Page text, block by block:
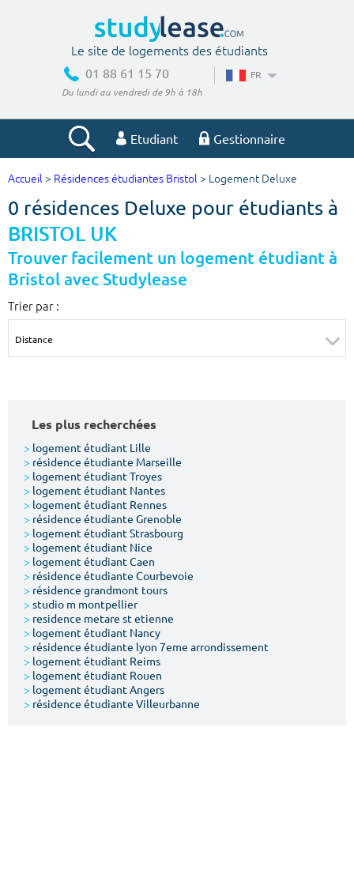
Le site de logements des étudiants
01 88 61 15 70
Du lundi au vendredi de 9h à 18h
FR
Etudiant Gestionnaire
Votre recherche
Ville, école
Type de location
Votre date d'entrée
Accueil > Résidences étudiantes Bristol > Logement Deluxe
0 résidences Deluxe pour étudiants à
BRISTOL UK
Trouver facilement un logement étudiant à
Bristol avec Studylease
Trier par :
Les plus recherchées
> logement étudiant Lille
> résidence étudiante Marseille
> logement étudiant Troyes
> logement étudiant Nantes
> logement étudiant Rennes
> résidence étudiante Grenoble
> logement étudiant Strasbourg
> logement étudiant Nice
> logement étudiant Caen
> résidence étudiante Courbevoie
> résidence grandmont tours
> studio m montpellier
> residence metare st etienne
> logement étudiant Nancy
> résidence étudiante lyon 7eme arrondissement
> logement étudiant Reims
> logement étudiant Rouen
> logement étudiant Angers
> résidence étudiante Villeurbanne